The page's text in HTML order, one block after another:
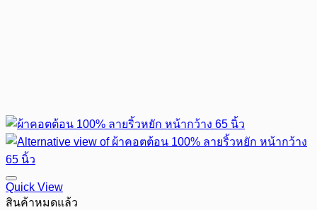
Quick View
สินค้าหมดแล้ว